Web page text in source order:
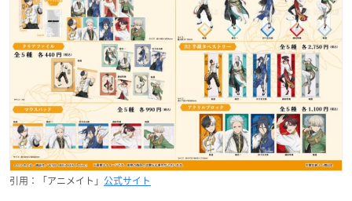
引用：「アニメイト」 公式サイト